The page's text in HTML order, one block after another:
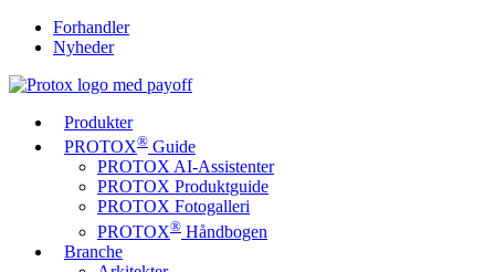
Forhandler
Nyheder
Produkter
PROTOX® Guide
PROTOX AI-Assistenter
PROTOX Produktguide
PROTOX Fotogalleri
PROTOX® Håndbogen
Branche